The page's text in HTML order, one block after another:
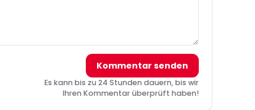
Kommentar senden
Es kann bis zu 24 Stunden dauern, bis wir
Ihren Kommentar überprüft haben!